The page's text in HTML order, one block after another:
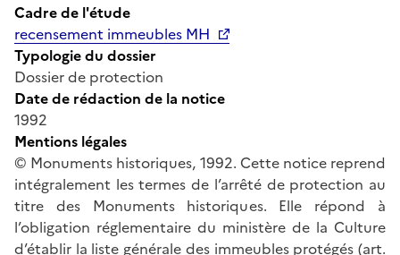
Cadre de l'étude
recensement immeubles MH
Typologie du dossier
Dossier de protection
Date de rédaction de la notice
1992
Mentions légales
© Monuments historiques, 1992. Cette notice reprend
intégralement les termes de l’arrêté de protection au
titre des Monuments historiques. Elle répond à
l’obligation réglementaire du ministère de la Culture
d’établir la liste générale des immeubles protégés (art.